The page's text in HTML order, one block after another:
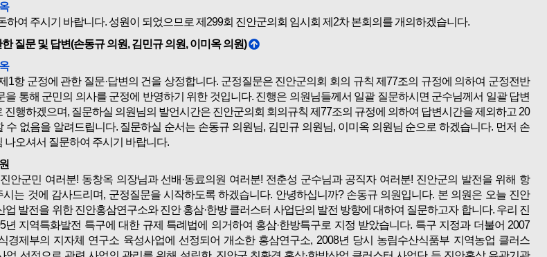
하여 주시기 바랍니다. 성원이 되었으므로 제299회 진안군의회 임시회 제2차 본회의를 개의하겠습니다.
한 질문 및 답변(손동규 의원, 김민규 의원, 이미옥 의원)
1항 군정에 관한 질문·답변의 건을 상정합니다. 군정질문은 진안군의회 회의 규칙 제77조의 규정에 의하여 군정전반
을 통해 군민의 의사를 군정에 반영하기 위한 것입니다. 진행은 의원님들께서 일괄 질문하시면 군수님께서 일괄 답변
진행하겠으며, 질문하실 의원님의 발언시간은 진안군의회 회의규칙 제77조의 규정에 의하여 답변시간을 제외하고 20
수 없음을 알려드립니다. 질문하실 순서는 손동규 의원님, 김민규 의원님, 이미옥 의원님 순으로 하겠습니다. 먼저 손
나오셔서 질문하여 주시기 바랍니다.
안군민 여러분! 동창옥 의장님과 선배·동료의원 여러분! 전춘성 군수님과 공직자 여러분! 진안군의 발전을 위해 항
시는 것에 감사드리며, 군정질문을 시작하도록 하겠습니다. 안녕하십니까? 손동규 의원입니다. 본 의원은 오늘 진안
업 발전을 위한 진안홍삼연구소와 진안 홍삼·한방 클러스터 사업단의 발전 방향에 대하여 질문하고자 합니다. 우리 진
년 지역특화발전 특구에 대한 규제 특례법에 의거하여 홍삼·한방특구로 지정 받았습니다. 특구 지정과 더불어 2007
경제부의 지자체 연구소 육성사업에 선정되어 개소한 홍삼연구소, 2008년 당시 농림수산식품부 지역농업 클러스